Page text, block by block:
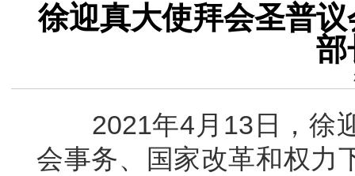
徐迎真大使拜会圣普
部
2021年4月13日，徐迎
会事务、国家改革和权力